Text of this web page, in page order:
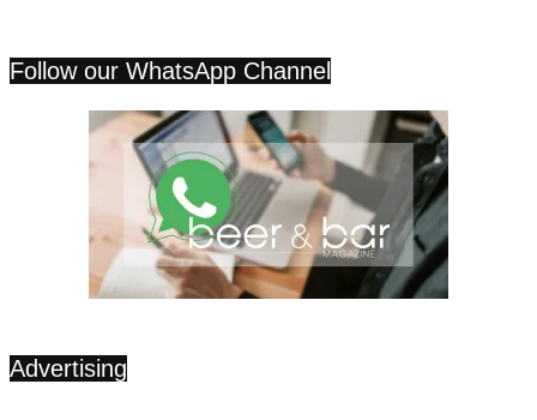
Follow our WhatsApp Channel
Advertising